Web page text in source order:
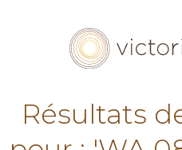
Résultats